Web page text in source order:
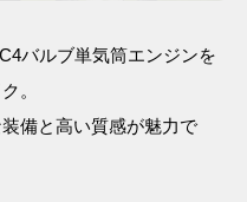
バルブ単気筒エンジンを
。
備と高い質感が魅力で